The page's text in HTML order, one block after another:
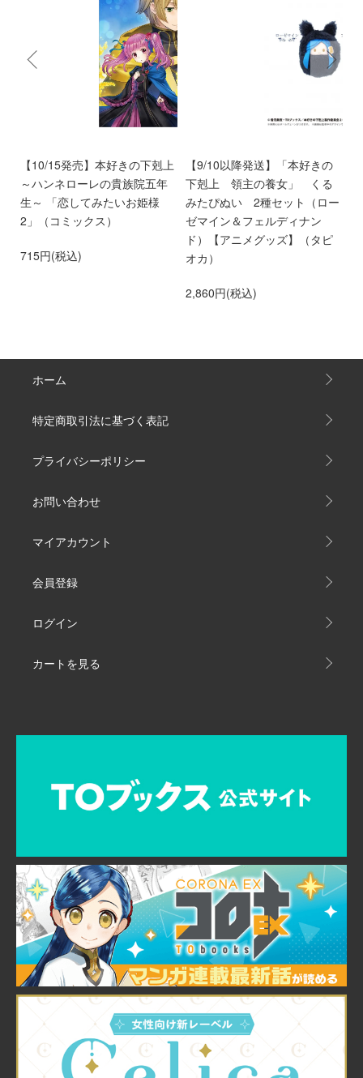
【10/15発売】本好きの下剋上
～ハンネローレの貴族院五年
生～ 「恋してみたいお姫様
2」（コミックス）
715円(税込)
【9/10以降発送】「本好きの
下剋上 領主の養女」 くる
みたぴぬい 2種セット（ロー
ゼマイン＆フェルディナン
ド）【アニメグッズ】（タピ
オカ）
2,860円(税込)
ホーム
特定商取引法に基づく表記
プライバシーポリシー
お問い合わせ
マイアカウント
会員登録
ログイン
カートを見る